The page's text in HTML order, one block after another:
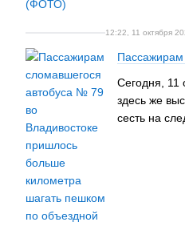
12:22, 11 октября
Сегодня, 11
здесь же
сесть на